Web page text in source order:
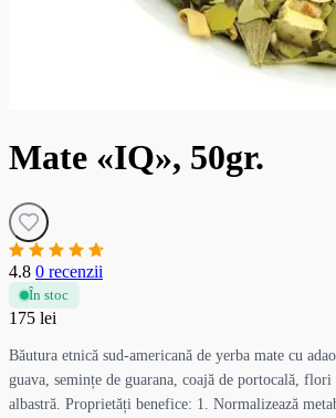
Mate «IQ», 50gr.
4.8 0 recenzii
În stoc
175 lei
Băutura etnică sud-americană de yerba mate cu
guava, semințe de guarana, coajă de portocală,
albastră. Proprietăți benefice: 1. Normalizează